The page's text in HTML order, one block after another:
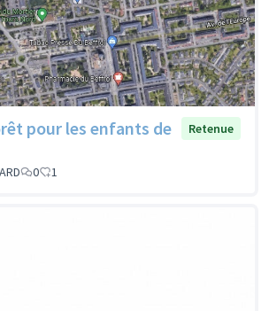
pour les enfants de
Retenue
0 1